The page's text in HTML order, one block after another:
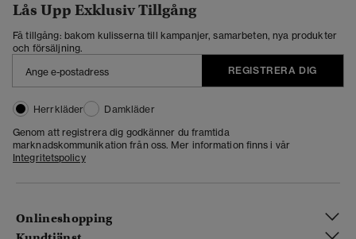
Lås Upp Exklusiv Tillgång
Få tillgång: bakom kulisserna till kampanjer, samarbeten, nya produkter
och försäljning.
REGISTRERA DIG
Herrkläder
Damkläder
Genom att registrera dig godkänner du framtida
marknadskommunikation från oss. Mer information finns i vår
Integritetspolicy
Onlineshopping